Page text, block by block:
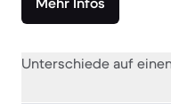
Unterschiede auf